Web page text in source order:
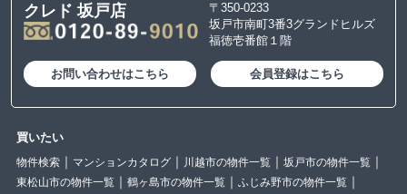
クレド 坂戸店
〒350-0233
坂戸市南町3番3グランドヒルズ
福徳壱番館１階
お問い合わせはこちら 会員登録はこちら
買いたい
物件検索 マンションカタログ 川越市の物件一覧
坂戸市の物件一覧
東松山市の物件一覧
鶴ヶ島市の物件一覧
ふじみ野市の物件一覧